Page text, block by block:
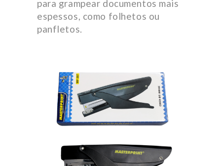
para grampear documentos mais
espessos, como folhetos ou
panfletos.